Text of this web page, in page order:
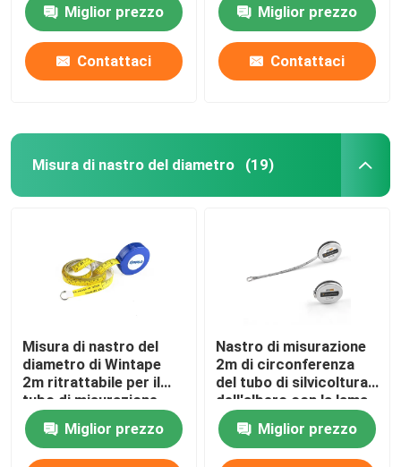
Miglior prezzo
Contattaci
progetti del tessuto
Miglior prezzo
Contattaci
Misura di nastro del diametro (19)
Misura di nastro del
diametro di Wintape
2m ritrattabile per il
tubo di misurazione
Miglior prezzo
Nastro di misurazione
2m di circonferenza
del tubo di silvicoltura
dell'albero con la lama
del metallo di caso di
acciaio inossidabile
Miglior prezzo